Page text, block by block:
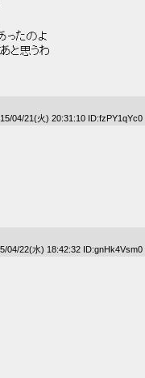
ったのよ
と思うわ
04/21(火) 20:31:10 ID:fzPY1qYc0
04/22(水) 18:42:32 ID:gnHk4Vsm0